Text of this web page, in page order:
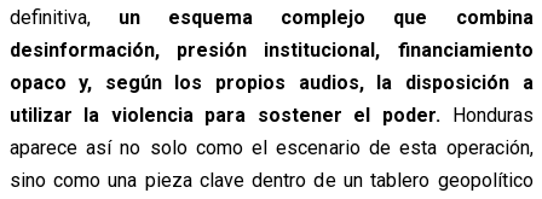
definitiva, un esquema complejo que combina
desinformación, presión institucional, financiamiento
opaco y, según los propios audios, la disposición a
utilizar la violencia para sostener el poder.Honduras
aparece así no solo como el escenario de esta operación,
sino como una pieza clave dentro de un tablero geopolítico